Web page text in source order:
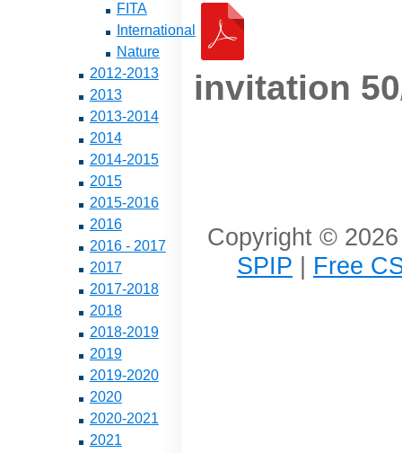
FITA
International
Nature
2012-2013
2013
2013-2014
2014
2014-2015
2015
2015-2016
2016
2016 - 2017
2017
2017-2018
2018
2018-2019
2019
2019-2020
2020
2020-2021
2021
invitation
Copyright ©
SPIP | Free